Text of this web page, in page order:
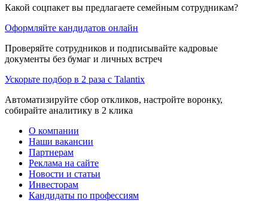
Какой соцпакет вы предлагаете семейным сотрудникам?
Оформляйте кандидатов онлайн
Проверяйте сотрудников и подписывайте кадровые
документы без бумаг и личных встреч
Ускорьте подбор в 2 раза с Talantix
Автоматизируйте сбор откликов, настройте воронку,
собирайте аналитику в 2 клика
О компании
Наши вакансии
Партнерам
Реклама на сайте
Новости и статьи
Инвесторам
Кандидаты по профессиям